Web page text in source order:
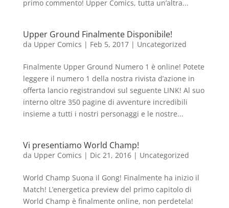
primo commento! Upper Comics, tutta un’altra...
Upper Ground Finalmente Disponibile!
da Upper Comics | Feb 5, 2017| Uncategorized
Finalmente Upper Ground Numero 1 è online! Potete
leggere il numero 1 della nostra rivista d’azione in
offerta lancio registrandovi sul seguente LINK! Al suo
interno oltre 350 pagine di avventure incredibili
insieme a tutti i nostri personaggi e le nostre...
Vi presentiamo World Champ!
da Upper Comics | Dic 21, 2016| Uncategorized
World Champ Suona il Gong! Finalmente ha inizio il
Match! L’energetica preview del primo capitolo di
World Champ è finalmente online, non perdetela!